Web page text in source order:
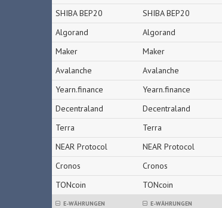
SHIBA BEP20
Algorand
Maker
Avalanche
Yearn.finance
Decentraland
Terra
NEAR Protocol
Cronos
TONcoin
E-WÄHRUNGEN
SHIBA BEP20
Algorand
Maker
Avalanche
Yearn.finance
Decentraland
Terra
NEAR Protocol
Cronos
TONcoin
E-WÄHRUNGEN